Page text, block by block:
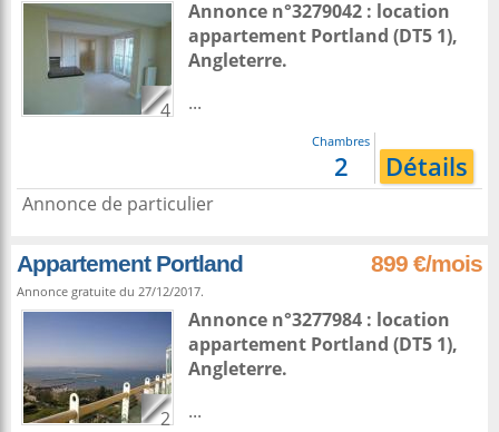
4
Annonce n°3279042 : location
appartement Portland (DT5 1),
Angleterre.
...
Chambres
2 Détails
Annonce de particulier
Appartement Portland 899 €/mois
Annonce gratuite du 27/12/2017.
2
Annonce n°3277984 : location
appartement Portland (DT5 1),
Angleterre.
...